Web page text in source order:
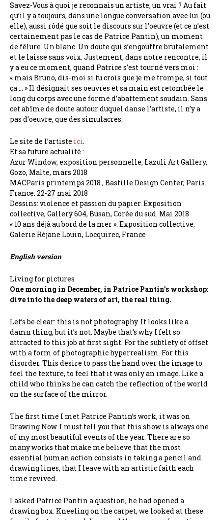
Savez-Vous à quoi je reconnais un artiste, un vrai ? Au fait
qu’il y a toujours, dans une longue conversation avec lui (ou
elle), aussi rôdé que soit le discours sur l’oeuvre (et ce n’est
certainement pas le cas de Patrice Pantin), un moment
de fêlure. Un blanc. Un doute qui s’engouffre brutalement
et le laisse sans voix. Justement, dans notre rencontre, il
y a eu ce moment, quand Patrice s’est tourné vers moi :
« mais Bruno, dis-moi si tu crois que je me trompe, si tout
ça … » Il désignait ses oeuvres et sa main est retombée le
long du corps avec une forme d’abattement soudain. Sans
cet abîme de doute autour duquel danse l’artiste, il n’y a
pas d’oeuvre, que des simulacres.
Le site de l’artiste ici.
Et sa future actualité :
Azur Window, exposition personnelle, Lazuli Art Gallery,
Gozo, Malte, mars 2018
MACParis printemps 2018 , Bastille Design Center, Paris.
France. 22-27 mai 2018
Dessins: violence et passion du papier. Exposition
collective, Gallery 604, Busan, Corée du sud. Mai 2018
« 10 ans déjà au bord de la mer ». Exposition collective,
Galerie Réjane Louin, Locquirec, France
English version
Living for pictures
One morning in December, in Patrice Pantin’s workshop:
dive into the deep waters of art, the real thing.
Let’s be clear: this is not photography. It looks like a
damn thing, but it’s not. Maybe that’s why I felt so
attracted to this job at first sight. For the subtlety of offset
with a form of photographic hyperrealism. For this
disorder. This desire to pass the hand over the image to
feel the texture, to feel that it was only an image. Like a
child who thinks he can catch the reflection of the world
on the surface of the mirror.
The first time I met Patrice Pantin’s work, it was on
Drawing Now. I must tell you that this show is always one
of my most beautiful events of the year. There are so
many works that make me believe that the most
essential human action consists in taking a pencil and
drawing lines, that I leave with an artistic faith each
time revived.
I asked Patrice Pantin a question, he had opened a
drawing box. Kneeling on the carpet, we looked at these